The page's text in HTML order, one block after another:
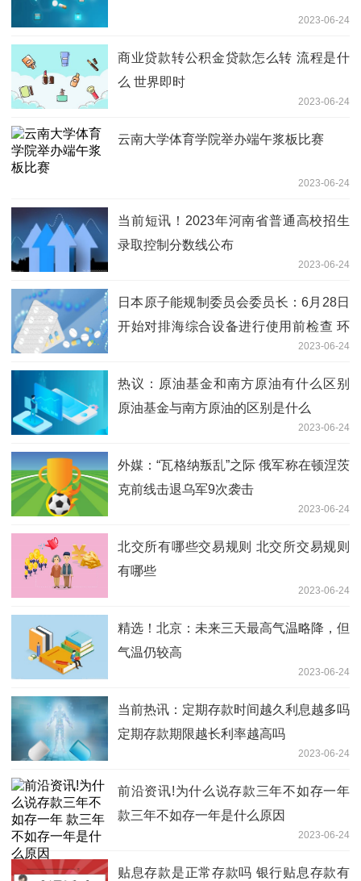
2023-06-24
商业贷款转公积金贷款怎么转 流程是什
么 世界即时
2023-06-24
云南大学体育学院举办端午浆板比赛
2023-06-24
当前短讯！2023年河南省普通高校招生
录取控制分数线公布
2023-06-24
日本原子能规制委员会委员长：6月28日
开始对排海综合设备进行使用前检查 环
2023-06-24
热议：原油基金和南方原油有什么区别
原油基金与南方原油的区别是什么
2023-06-24
外媒：“瓦格纳叛乱”之际 俄军称在顿涅茨
克前线击退乌军9次袭击
2023-06-24
北交所有哪些交易规则 北交所交易规则
有哪些
2023-06-24
精选！北京：未来三天最高气温略降，但
气温仍较高
2023-06-24
当前热讯：定期存款时间越久利息越多吗
定期存款期限越长利率越高吗
2023-06-24
前沿资讯!为什么说存款三年不如存一年
款三年不如存一年是什么原因
2023-06-24
贴息存款是正常存款吗 银行贴息存款有